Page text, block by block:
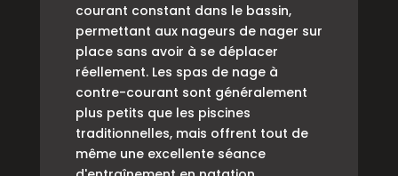
courant constant dans le bassin,
permettant aux nageurs de nager sur
place sans avoir à se déplacer
réellement. Les spas de nage à
contre-courant sont généralement
plus petits que les piscines
traditionnelles, mais offrent tout de
même une excellente séance